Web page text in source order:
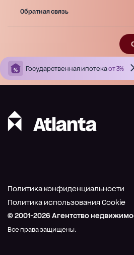
Обратная связь
Государственная ипотекаот 3%
© 2001-2026 Агентство
Все права защищены.
Политика конфиденциальности
Политика использования Cookie